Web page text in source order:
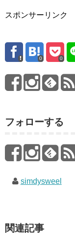
スポンサーリンク
0 0
フォローする
simdysweel
関連記事